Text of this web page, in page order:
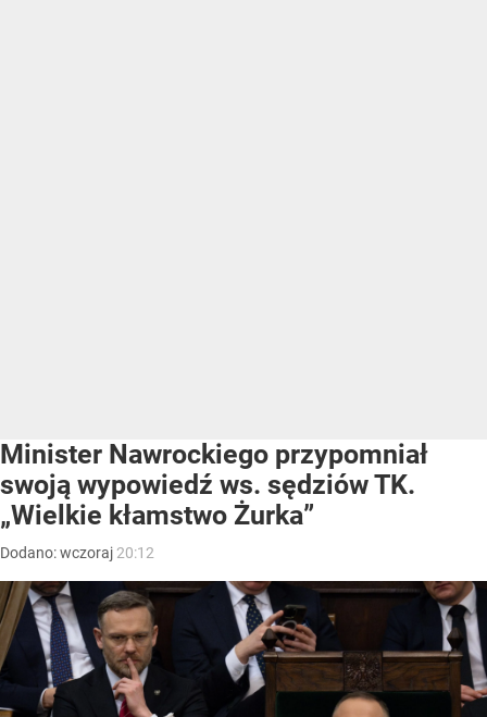
Minister Nawrockiego przypomniał
swoją wypowiedź ws. sędziów TK.
„Wielkie kłamstwo Żurka”
Dodano:wczoraj 20:12